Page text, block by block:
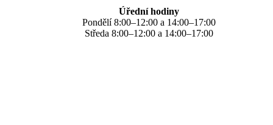
Úřední hodiny
Pondělí 8:00–12:00 a 14:00–17:00
Středa 8:00–12:00 a 14:00–17:00